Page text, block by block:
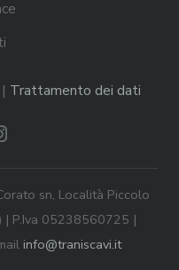
Trattamento dei dati
sn, Località Piccolo
| P.Iva 05238560725 |
info@traniscavi.it